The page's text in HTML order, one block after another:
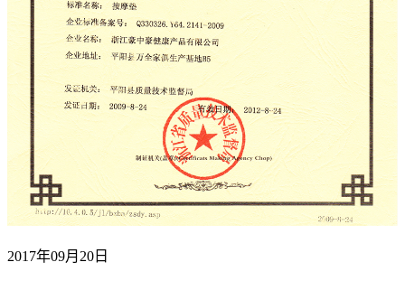
2017年09月20日